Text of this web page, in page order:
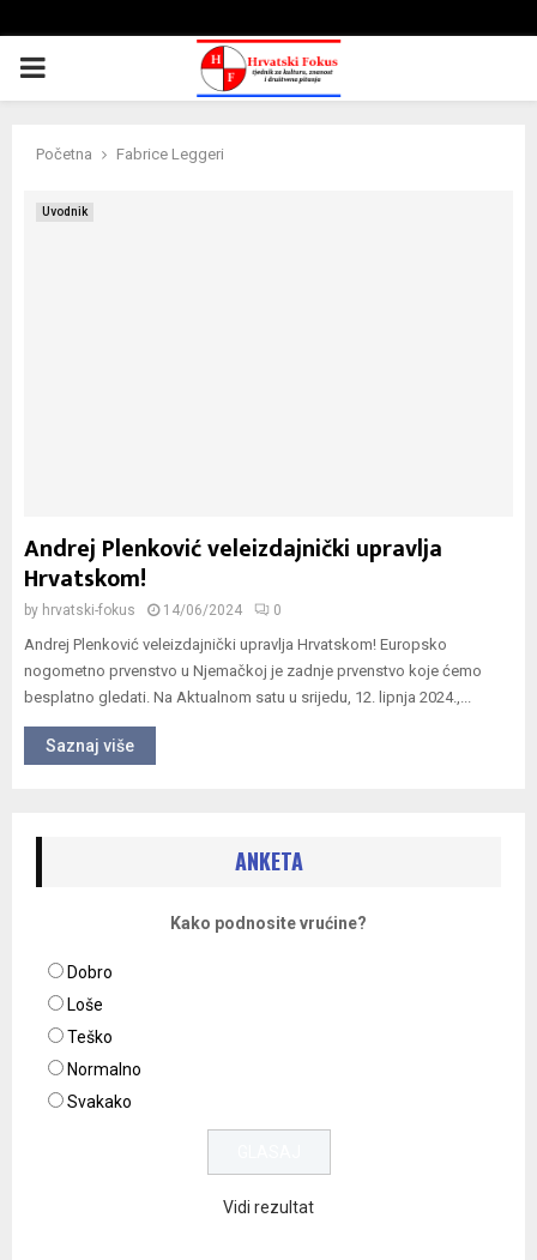
PRIMARY
Početna Fabrice Leggeri
Uvodnik
Andrej Plenković veleizdajnički upravlja
Hrvatskom!
by hrvatski-fokus 14/06/2024 0
Andrej Plenković veleizdajnički upravlja Hrvatskom! Europsko
nogometno prvenstvo u Njemačkoj je zadnje prvenstvo koje ćemo
besplatno gledati. Na Aktualnom satu u srijedu, 12. lipnja 2024.,...
Saznaj više
ANKETA
Kako podnosite vrućine?
Dobro
Loše
Teško
Normalno
Svakako
Vidi rezultat